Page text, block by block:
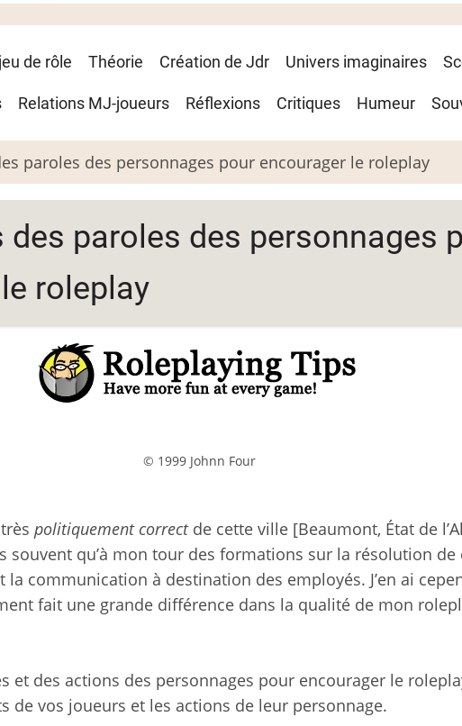
de rôle Théorie Création de Jdr Univers imaginaires
Relations MJ-joueurs Réflexions Critiques Humeur
paroles des personnages pour encourager le roleplay
des paroles des personnages
roleplay
© 1999 Johnn Four
politiquement correctde cette ville [Beaumont, État de
souvent qu’à mon tour des formations sur la résolution de
la communication à destination des employés. J’en ai
fait une grande différence dans la qualité de mon
et des actions des personnages pour encourager le
de vos joueurs et les actions de leur personnage.